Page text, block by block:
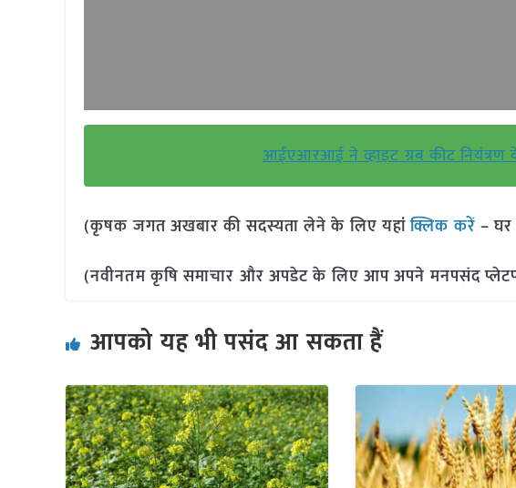
आईएआरआई ने व्हाइट ग्रब कीट
(कृषक जगत अखबार की सदस्यता लेने के लिए यहांक्लिक करें –
(नवीनतम कृषि समाचार और अपडेट के लिए आप अपने मनपसंद
आपको यह भी पसंद आ सकता हैं